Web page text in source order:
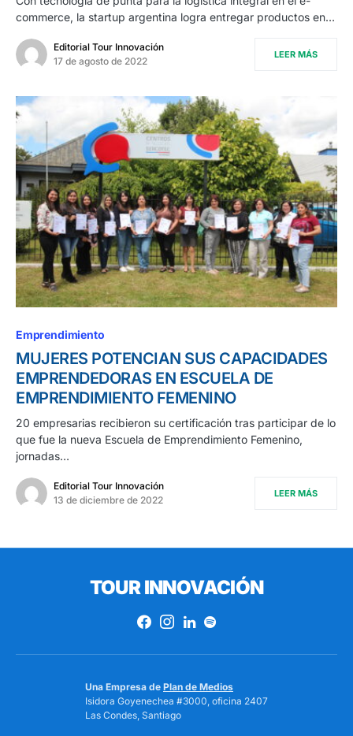
commerce, la startup argentina logra entregar productos en…
Editorial Tour Innovación
17 de agosto de 2022
LEER MÁS
Emprendimiento
MUJERES POTENCIAN SUS CAPACIDADES
EMPRENDEDORAS EN ESCUELA DE
EMPRENDIMIENTO FEMENINO
20 empresarias recibieron su certificación tras participar de lo
que fue la nueva Escuela de Emprendimiento Femenino,
jornadas…
Editorial Tour Innovación
13 de diciembre de 2022
LEER MÁS
TOUR INNOVACIÓN
Una Empresa de Plan de Medios
Isidora Goyenechea #3000, oficina 2407
Las Condes, Santiago